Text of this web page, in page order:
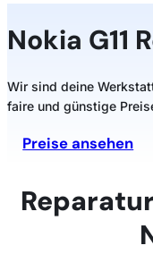
Nokia G11
Wir sind deine
faire und günstige
Preise ansehen